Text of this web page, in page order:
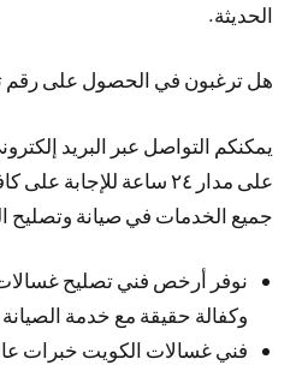
الحديثة.
هل ترغبون في الحصول على رقم
يمكنكم التواصل عبر البريد
على مدار ٢٤ ساعة للإجابة
جميع الخدمات في صيانة وتصليح
نوفر أرخص فني تصليح غسالات
وكفالة حقيقة مع خدمة الصيانة
فني غسالات الكويت خبرات